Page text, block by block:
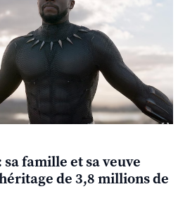
famille et sa veuve
de 3,8 millions de